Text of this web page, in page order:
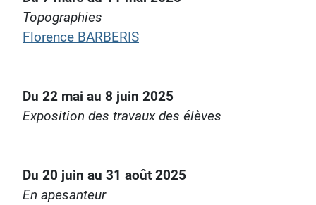
Topographies
Florence BARBERIS
Du 22 mai au 8 juin 2025
Exposition des travaux des élèves
Du 20 juin au 31 août 2025
En apesanteur